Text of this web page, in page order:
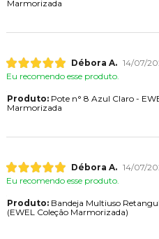
Marmorizada
Débora A. 14/07/
Eu recomendo esse produto.
Produto:Pote n° 8 Azul Claro -
Marmorizada
Débora A. 14/07/
Eu recomendo esse produto.
Produto:Bandeja Multiuso
(EWEL Coleção Marmorizada)